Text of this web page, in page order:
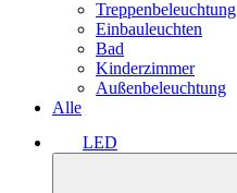
Treppenbeleuchtung
Einbauleuchten
Bad
Kinderzimmer
Außenbeleuchtung
Alle
LED